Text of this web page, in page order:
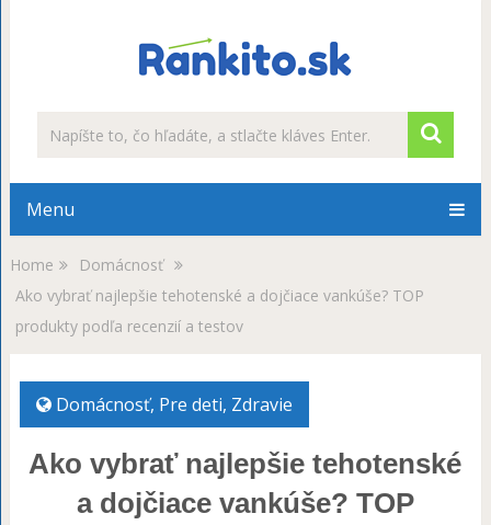
Menu
Home
Domácnosť
Ako vybrať najlepšie tehotenské a dojčiace vankúše? TOP
produkty podľa recenzií a testov
Domácnosť, Pre deti, Zdravie
Ako vybrať najlepšie tehotenské
a dojčiace vankúše? TOP